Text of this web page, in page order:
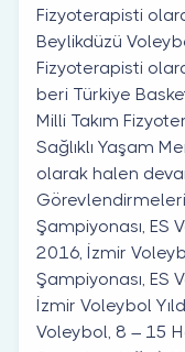
Fizyoterapisti
Beylikdüzü
Fizyoterapisti
beri Türkiye
Milli Takım
Sağlıklı Yaşam
olarak halen
Şampiyonası, ES
2016, İzmir
Şampiyonası, ES
İzmir Voleybol
Voleybol, 8 – 15